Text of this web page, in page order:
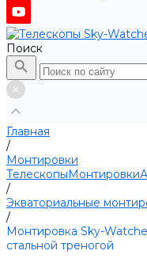
Поиск
Главная
/
Монтировки
ТелескопыМонтировки
/
Экваториальные
/
Монтировка Sky-
стальной треногой